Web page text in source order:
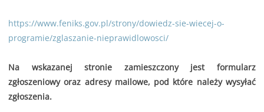
https://www.feniks.gov.pl/strony/dowiedz-sie-wiecej-o-
programie/zglaszanie-nieprawidlowosci/
Na wskazanej stronie zamieszczony jest formularz
zgłoszeniowy oraz adresy mailowe, pod które należy wysyłać
zgłoszenia.